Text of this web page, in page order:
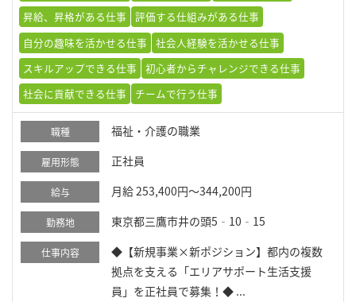
昇給、昇格がある仕事
評価する仕組みがある仕事
自分の趣味を活かせる仕事
社会人経験を活かせる仕事
スキルアップできる仕事
初心者からチャレンジできる仕事
社会に貢献できる仕事
チームで行う仕事
職種 福祉・介護の職業
雇用形態 正社員
給与 月給 253,400円～344,200円
勤務地 東京都三鷹市井の頭5‐10‐15
仕事内容
◆【新規事業×新ポジション】都内の複数
拠点を支える「エリアサポート生活支援
員」を正社員で募集！◆ ...